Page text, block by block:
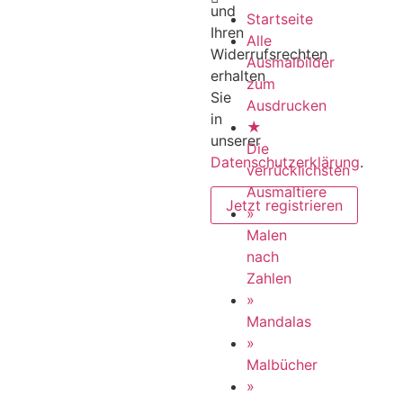
und
Ihren
Widerrufsrechten
erhalten
Sie
in
unserer
Datenschutzerklärung.
Startseite
Alle
Ausmalbilder
zum
Ausdrucken
★
Die
verrücklichsten
Ausmaltiere
»
Malen
nach
Zahlen
»
Mandalas
»
Malbücher
»